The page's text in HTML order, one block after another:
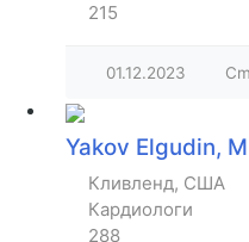
215
01.12.2023
Yakov Elgudin,
Кливленд, США
Кардиологи
288